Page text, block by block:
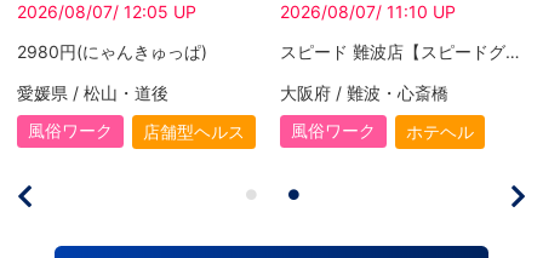
08/07/ 11:10 UP
スピード 難波店【スピードグループ】
府 / 難波・心斎橋
俗ワーク
ホテヘル
2026/08/07/ 12:26 UP
エコ天王寺店【エコグループ】
大阪府 / 谷町九丁目・天王寺
風俗ワーク
ホテヘル